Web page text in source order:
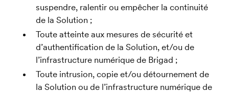
suspendre, ralentir ou empêcher la continuité
de la Solution ;
Toute atteinte aux mesures de sécurité et
d’authentification de la Solution, et/ou de
l’infrastructure numérique de Brigad ;
Toute intrusion, copie et/ou détournement de
la Solution ou de l’infrastructure numérique de